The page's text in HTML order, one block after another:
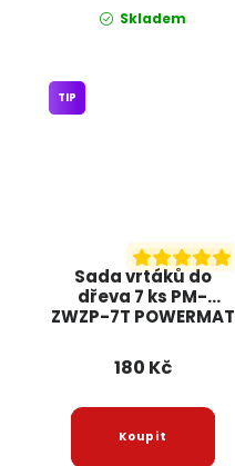
Skladem
Sada vrtáků do
dřeva 7 ks PM-
ZWZP-7T POWERMAT
TIP
180 Kč